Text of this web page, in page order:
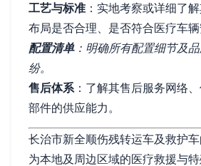
工艺与标准 ：实地考察或详细了
布局是否合理、是否符合医疗车辆
配置清单：明确所有配置细节及
纷。
售后体系：了解其售后服务网络
部件的供应能力。
长治市新全顺伤残转运车及救护车
为本地及周边区域的医疗救援与